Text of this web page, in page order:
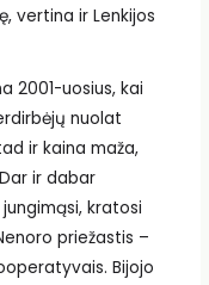
vertina ir Lenkijos
2001-uosius, kai
nuolat
ir kaina maža,
ir dabar
kratosi
priežastis –
Bijojo